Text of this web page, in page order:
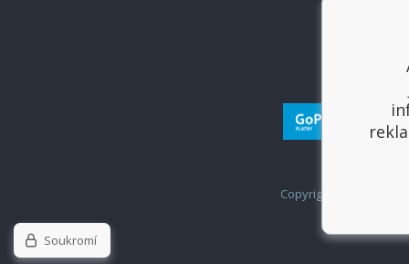
Copyright © 2017
Soukromí